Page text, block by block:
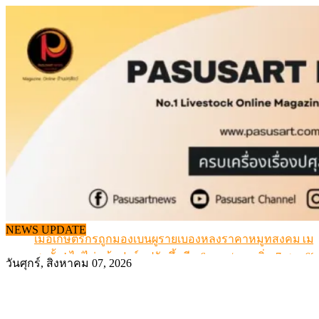
content
NEWS UPDATE
สกัดลักลอบนำเข้าเอ็นโคแช่แข็งกว่า 12.6 ตัน สมุทรสาคร
เมื่อเกษตรกรถูกมองเป็นผู้ร้ายเบื้องหลังราคาหมูที่สังคมไม่
สุดอั้น! ไข่ไก่หน้าฟาร์มปรับขึ้นอีก 6 บาท/แผง เริ่ม 7 ส.ค.69
วันศุกร์, สิงหาคม 07, 2026